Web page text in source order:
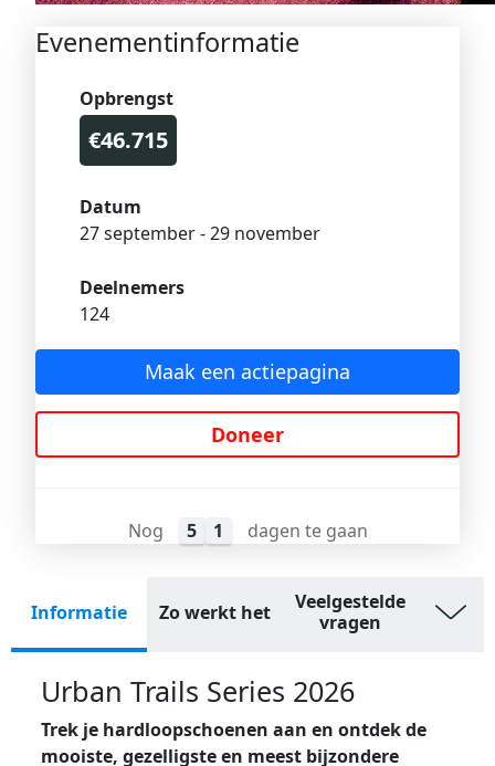
Evenementinformatie
Opbrengst
€46.715
Datum
27 september - 29 november
Deelnemers
124
Maak een actiepagina
Doneer
Nog 5 1 dagen te gaan
Informatie Zo werkt het
Veelgestelde
vragen
Urban Trails Series 2026
Trek je hardloopschoenen aan en ontdek de
mooiste, gezelligste en meest bijzondere